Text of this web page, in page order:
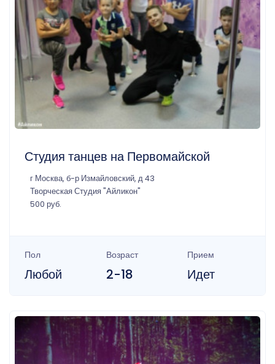
Студия танцев на Первомайской
г Москва, б-р Измайловский, д 43
Творческая Студия "Айликон"
500 руб.
Пол
Любой
Возраст
2-18
Прием
Идет